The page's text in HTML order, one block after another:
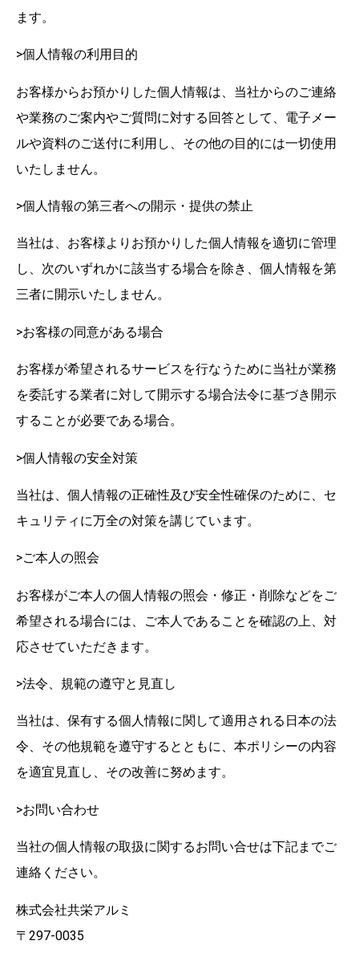
ます。
>個人情報の利用目的
お客様からお預かりした個人情報は、当社からのご連絡
や業務のご案内やご質問に対する回答として、電子メー
ルや資料のご送付に利用し、その他の目的には一切使用
いたしません。
>個人情報の第三者への開示・提供の禁止
当社は、お客様よりお預かりした個人情報を適切に管理
し、次のいずれかに該当する場合を除き、個人情報を第
三者に開示いたしません。
>お客様の同意がある場合
お客様が希望されるサービスを行なうために当社が業務
を委託する業者に対して開示する場合法令に基づき開示
することが必要である場合。
>個人情報の安全対策
当社は、個人情報の正確性及び安全性確保のために、セ
キュリティに万全の対策を講じています。
>ご本人の照会
お客様がご本人の個人情報の照会・修正・削除などをご
希望される場合には、ご本人であることを確認の上、対
応させていただきます。
>法令、規範の遵守と見直し
当社は、保有する個人情報に関して適用される日本の法
令、その他規範を遵守するとともに、本ポリシーの内容
を適宜見直し、その改善に努めます。
>お問い合わせ
当社の個人情報の取扱に関するお問い合せは下記までご
連絡ください。
株式会社共栄アルミ
〒297-0035